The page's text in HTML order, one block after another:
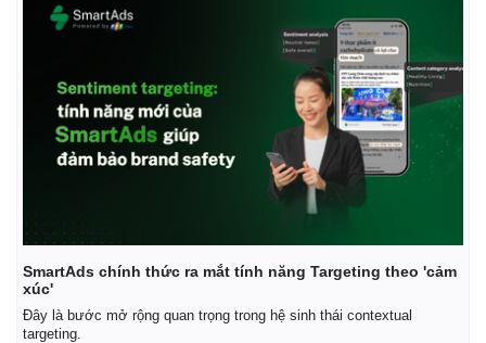
SmartAds chính thức ra mắt tính năng Targeting theo 'cảm
xúc'
Đây là bước mở rộng quan trọng trong hệ sinh thái contextual
targeting.